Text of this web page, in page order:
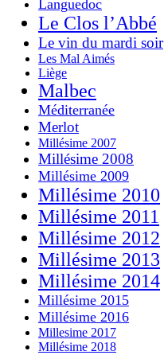
Languedoc
Le Clos l’Abbé
Le vin du mardi soir
Les Mal Aimés
Liège
Malbec
Méditerranée
Merlot
Millésime 2007
Millésime 2008
Millésime 2009
Millésime 2010
Millésime 2011
Millésime 2012
Millésime 2013
Millésime 2014
Millésime 2015
Millésime 2016
Millesime 2017
Millésime 2018